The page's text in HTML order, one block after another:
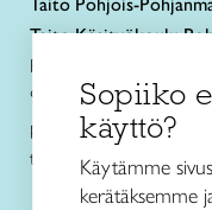
Taito Käsityökoulu
Rautatienkatu 11 B
90100 Oulu
puh. 040 352 2082
Sopiiko
käyttö?
Käytämme
kerätäksemme